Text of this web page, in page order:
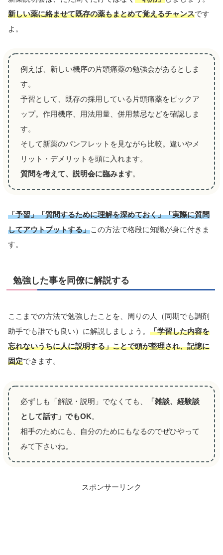
新しい薬に絡ませて既存の薬もまとめて覚えるチャンスです
よ。
例えば、新しい機序の片頭痛薬の勉強会があるとしま
す。
予習として、既存の採用している片頭痛薬をピックア
ップ。作用機序、用法用量、併用禁忌などを確認しま
す。
そして新薬のパンフレットを見ながら比較。違いやメ
リット・デメリットを頭に入れます。
質問を考えて、説明会に臨みます。
「予習」「質問するために理解を深めておく」「実際に質問
してアウトプットする」この方法で格段に知識が身に付きま
す。
勉強した事を同僚に解説する
ここまでの方法で勉強したことを、周りの人（同期でも調剤
助手でも誰でも良い）に解説しましょう。 「学習した内容を
忘れないうちに人に説明する」ことで頭が整理され、記憶に
固定できます。
必ずしも「解説・説明」でなくても、
「雑談、経験談
として話す」でもOK。
相手のためにも、自分のためにもなるのでぜひやって
みて下さいね。
スポンサーリンク